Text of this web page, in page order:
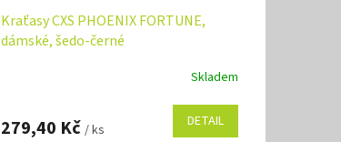
Kraťasy CXS PHOENIX FORTUNE,
dámské, šedo-černé
je
Skladem
279,40 Kč / ks DETAIL